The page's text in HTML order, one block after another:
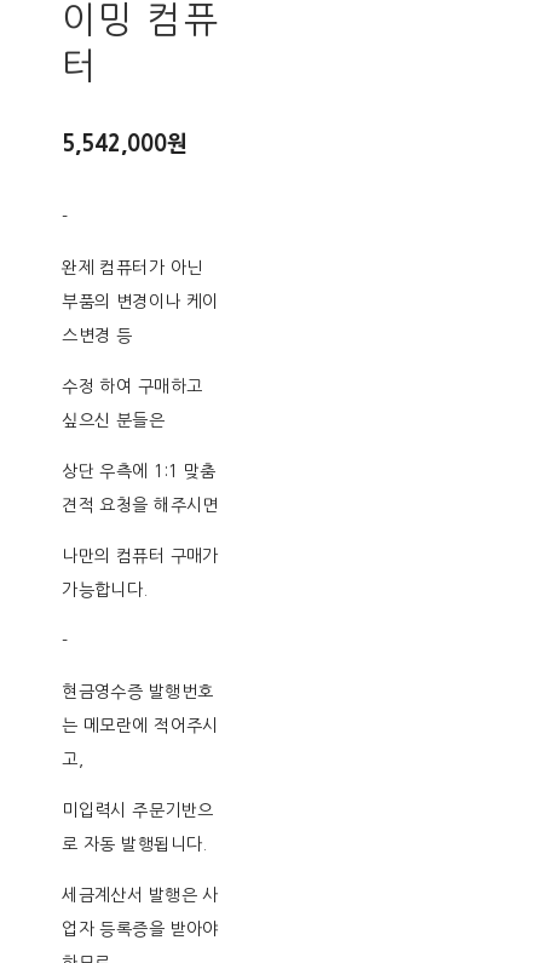
이밍 컴퓨
터
5,542,000원
-
완제 컴퓨터가 아닌
부품의 변경이나 케이
스변경 등
수정 하여 구매하고
싶으신 분들은
상단 우측에 1:1 맞춤
견적 요청을 해주시면
나만의 컴퓨터 구매가
가능합니다.
-
현금영수증 발행번호
는 메모란에 적어주시
고,
미입력시 주문기반으
로 자동 발행됩니다.
세금계산서 발행은 사
업자 등록증을 받아야